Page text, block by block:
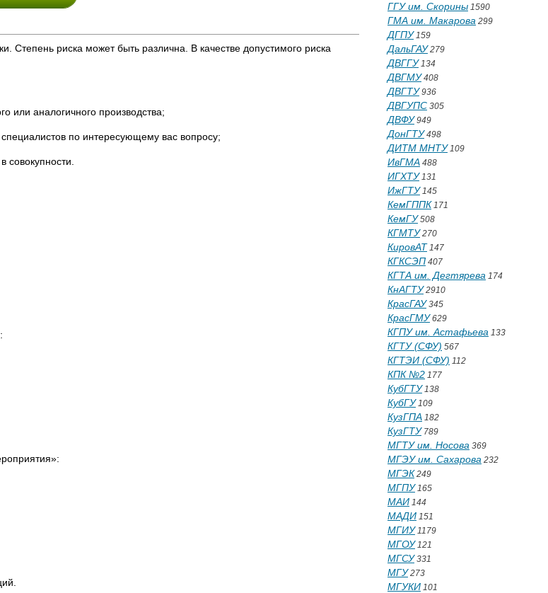
Степень риска может быть различна. В качестве допустимого риска
или аналогичного производства;
по интересующему вас вопросу;
совокупности.
ГГУ им. Скорины 1590
ГМА им. Макарова 299
ДГПУ159
ДальГАУ279
ДВГГУ134
ДВГМУ408
ДВГТУ936
ДВГУПС 305
ДВФУ949
ДонГТУ498
ДИТМ МНТУ109
ИвГМА 488
ИГХТУ131
ИжГТУ145
КемГППК 171
КемГУ508
КГМТУ270
КировАТ 147
КГКСЭП 407
КГТА им. Дегтярева 174
КнАГТУ2910
КрасГАУ345
КрасГМУ629
КГПУ им. Астафьева 133
КГТУ (СФУ) 567
КГТЭИ (СФУ) 112
КПК №2 177
КубГТУ138
КубГУ109
КузГПА 182
КузГТУ789
МГТУ им. Носова 369
МГЭУ им. Сахарова 232
МГЭК 249
МГПУ165
МАИ 144
МАДИ 151
МГИУ1179
МГОУ121
МГСУ331
МГУ273
МГУКИ 101